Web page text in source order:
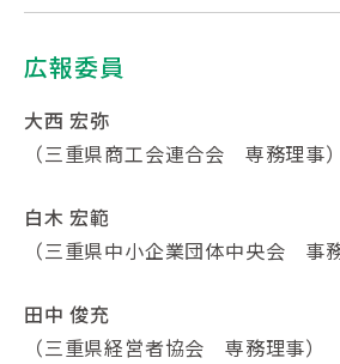
広報委員
大西 宏弥
（三重県商工会連合会 専務理事）
白木 宏範
（三重県中小企業団体中央会 事務
田中 俊充
（三重県経営者協会 専務理事）